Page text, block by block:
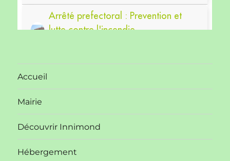
Accueil
Mairie
Découvrir Innimond
Hébergement